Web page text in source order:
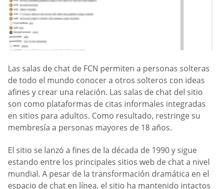
Las salas de chat de FCN permiten a personas solteras
de todo el mundo conocer a otros solteros con ideas
afines y crear una relación. Las salas de chat del sitio
son como plataformas de citas informales integradas
en sitios para adultos. Como resultado, restringe su
membresía a personas mayores de 18 años.
El sitio se lanzó a fines de la década de 1990 y sigue
estando entre los principales sitios web de chat a nivel
mundial. A pesar de la transformación dramática en el
espacio de chat en línea, el sitio ha mantenido intactos